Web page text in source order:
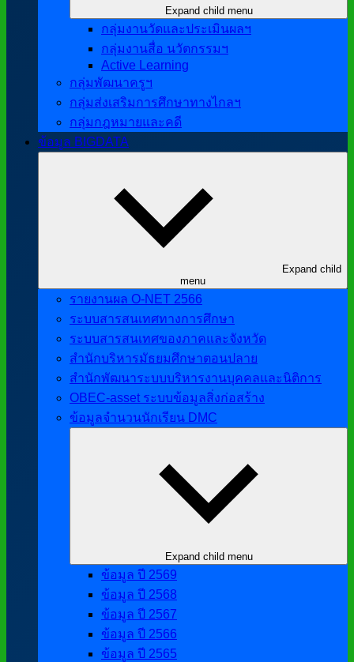
Expand child menu
กลุ่มงานวัดและประเมินผลฯ
กลุ่มงานสื่อ นวัตกรรมฯ
Active Learning
กลุ่มพัฒนาครูฯ
กลุ่มส่งเสริมการศึกษาทางไกลฯ
กลุ่มกฎหมายและคดี
ข้อมูล BIGDATA
Expand child
menu
รายงานผล O-NET 2566
ระบบสารสนเทศทางการศึกษา
ระบบสารสนเทศของภาคและจังหวัด
สำนักบริหารมัธยมศึกษาตอนปลาย
สำนักพัฒนาระบบบริหารงานบุคคลและนิติการ
OBEC-asset ระบบข้อมูลสิ่งก่อสร้าง
ข้อมูลจำนวนนักเรียน DMC
Expand child menu
ข้อมูล ปี 2569
ข้อมูล ปี 2568
ข้อมูล ปี 2567
ข้อมูล ปี 2566
ข้อมูล ปี 2565